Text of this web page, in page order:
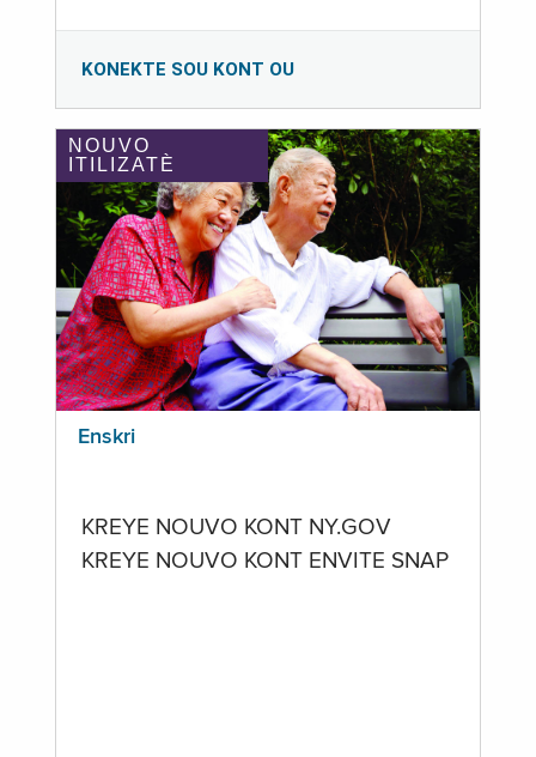
KONEKTE SOU KONT OU
NOUVO
ITILIZATÈ
Enskri
KREYE NOUVO KONT NY.GOV
KREYE NOUVO KONT ENVITE SNAP